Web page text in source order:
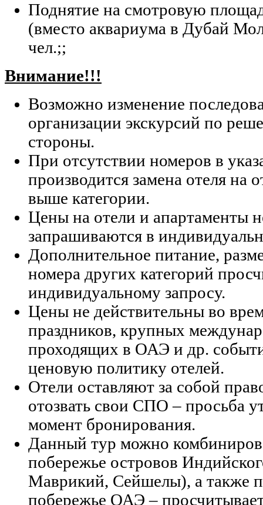
Поднятие на смотровую
(вместо аквариума в Дубай
чел.;;
Внимание!!!
Возможно изменение
организации экскурсий по
стороны.
При отсутствии номеров в
производится замена отеля на
выше категории.
Цены на отели и апартаменты
запрашиваются в
Дополнительное питание,
номера других категорий
индивидуальному запросу.
Цены не действительны во
праздников, крупных
проходящих в ОАЭ и др.
ценовую политику отелей.
Отели оставляют за собой
отозвать свои СПО – просьба
момент бронирования.
Данный тур можно
побережье островов
Маврикий, Сейшелы), а также
побережье ОАЭ –